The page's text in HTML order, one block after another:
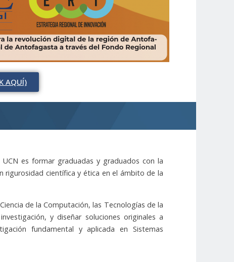
AQUÍ)
es formar graduadas y graduados con la
rigurosidad científica y ética en el ámbito de la
de la Computación, las Tecnologías de la
y diseñar soluciones originales a
fundamental y aplicada en Sistemas